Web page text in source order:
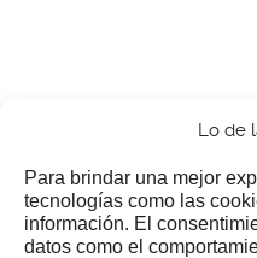
Lo de
Para brindar una mejor
tecnologías como las
información. El
datos como el
¿Nos invitas a un